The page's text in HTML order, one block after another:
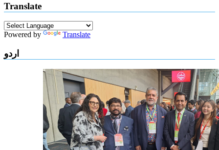
Translate
Powered by Translate
اردو